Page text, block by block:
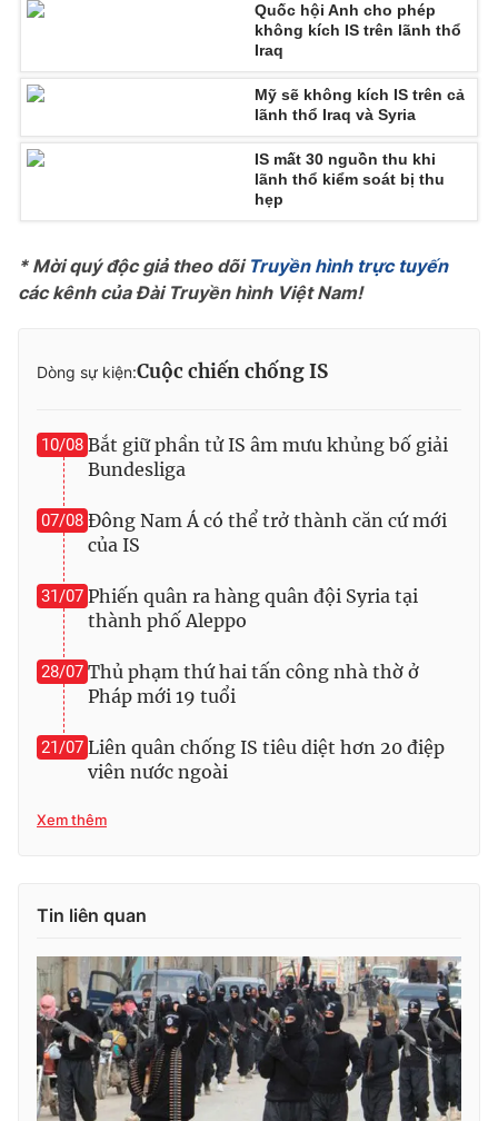
Tư vấn
Emagazine Podcast
Photo Infographic
Video Shorts video
VTV Money VTV Thể thao
Bất động sản
VTV4
VTV9
Liên hệ tòa soạn English
THỜI BÁO VTV
Cơ quan báo chí:
Giấy phép hoạt động báo in và báo điện tử số 483/GP-BTTTT
cấp ngày 29/12/2023
Tổng Biên tập:Vũ Thanh Thủy
Phó Tổng Biên tập:Nguyễn Thị Mỹ Hạnh, Phạm Quốc Thắng,
Nguyễn Trọng Ninh
Tổng đài VTV:024.38 355 931 - 024.38 355 932
Quốc hội Anh cho phép
không kích IS trên lãnh thổ
Iraq
Mỹ sẽ không kích IS trên cả
lãnh thổ Iraq và Syria
IS mất 30 nguồn thu khi
lãnh thổ kiểm soát bị thu
hẹp
* Mời quý độc giả theo dõi Truyền hình trực tuyến
các kênh của Đài Truyền hình Việt Nam!
Dòng sự kiện:Cuộc chiến chống IS
10/08 Bắt giữ phần tử IS âm mưu khủng bố giải
Bundesliga
07/08 Đông Nam Á có thể trở thành căn cứ mới
của IS
31/07 Phiến quân ra hàng quân đội Syria tại
thành phố Aleppo
28/07 Thủ phạm thứ hai tấn công nhà thờ ở
Pháp mới 19 tuổi
21/07 Liên quân chống IS tiêu diệt hơn 20 điệp
viên nước ngoài
Xem thêm
Tin liên quan